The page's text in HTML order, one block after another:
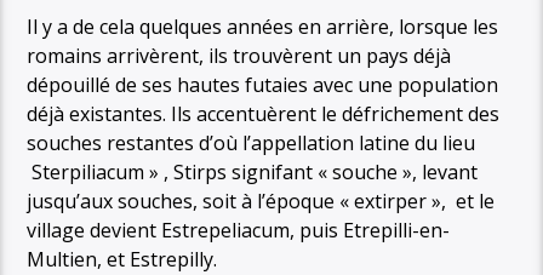
Il y a de cela quelques années en arrière, lorsque les
romains arrivèrent, ils trouvèrent un pays déjà
dépouillé de ses hautes futaies avec une population
déjà existantes. Ils accentuèrent le défrichement des
souches restantes d’où l’appellation latine du lieu
Sterpiliacum » , Stirps signifant « souche », levant
jusqu’aux souches, soit à l’époque « extirper », et le
village devient Estrepeliacum, puis Etrepilli-en-
Multien, et Estrepilly.